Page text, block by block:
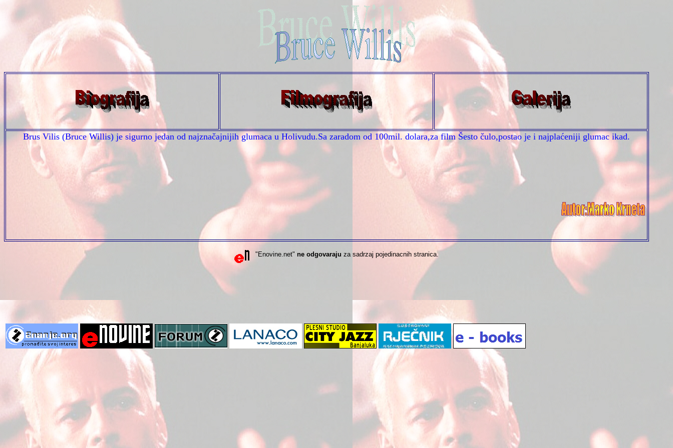
Brus Vilis (Bruce Willis) je sigurno jedan od najznačajnijih glumaca u Holivudu.Sa zaradom od 100mil. dolara,za film Šesto čulo,postao je i najplaćeniji glumac ikad.
"Enovine.net" ne odgovaraju za sadrzaj pojedinacnih stranica.